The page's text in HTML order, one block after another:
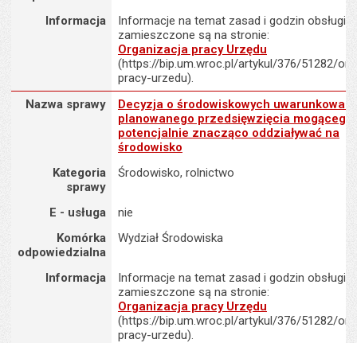
Informacja
Informacje na temat zasad i godzin obsługi
zamieszczone są na stronie:
Organizacja pracy Urzędu
(https://bip.um.wroc.pl/artykul/376/51282/
pracy-urzedu).
Nazwa sprawy : Decyzja o środowiskowych uwarunkowaniach
Nazwa sprawy
Decyzja o środowiskowych
planowanego przedsięwzięcia mogącego
potencjalnie znacząco oddziaływać na
środowisko
Kategoria
sprawy
Środowisko, rolnictwo
E - usługa
nie
Komórka
odpowiedzialna
Wydział Środowiska
Informacja
Informacje na temat zasad i godzin obsługi
zamieszczone są na stronie:
Organizacja pracy Urzędu
(https://bip.um.wroc.pl/artykul/376/51282/
pracy-urzedu).